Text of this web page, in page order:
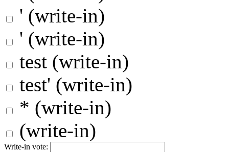
' (write-in)
' (write-in)
test (write-in)
test' (write-in)
* (write-in)
(write-in)
Write-in vote: